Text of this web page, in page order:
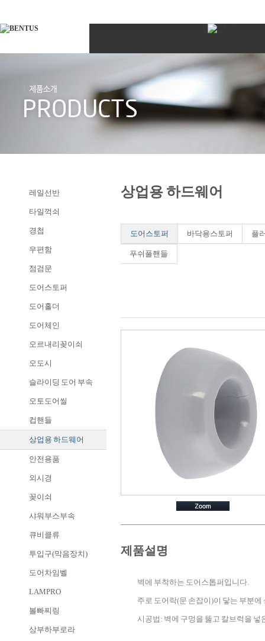
레일선반
타일꺽쇠
경첩
우편함
점검문
도어스토퍼
도어홀더
도어체인
오르내리꽂이쇠
오도시
슬라이딩 도어 부속
오토도어씰
컵핸들
상업용 하드웨어
안전용품
외시경
꽂이쇠
샤워부스부속
큐비클류
투입구(막음장치)
도어차임벨
LAMPRO
볼빠찌링
상부하부로라
상업용 하드웨어
도어스토퍼 바닥용스토퍼 플
푸쉬풀핸들
제품설명
벽에 부착하는 도어스톱퍼입니다.
주로 도어락(문 손잡이)이 닿는 부분에
시공법: 벽에 구멍을 뚫고 칼브럭을